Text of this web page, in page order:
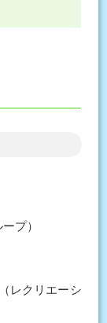
プ）
レクリエーシ